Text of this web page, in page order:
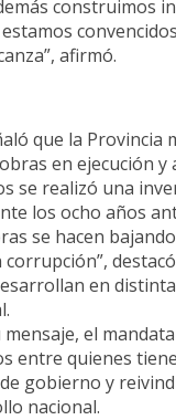
construimos
afirmó.
que la Provincia
en ejecución y
se realizó una
los ocho años
se hacen
en
el
entre quienes
gobierno y
nacional.